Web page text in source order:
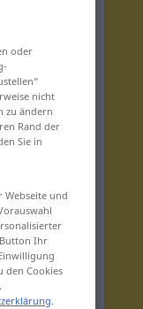
oder
nicht
zu ändern
Rand der
Sie in
und
Ihr
den Cookies
.